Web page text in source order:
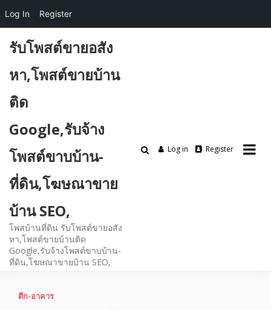
content
รับโพสต์ขายอสัง
หา,โพสต์ขายบ้าน
ติด
Google,รับจ้าง
โพสต์ขาบบ้าน-
ที่ดิน,โฆษณาขาย
บ้าน SEO,
โพสบ้านที่ดิน รับโพสต์ขายอสัง
หา,โพสต์ขายบ้านติด
Google,รับจ้างโพสต์ขาบบ้าน-
ที่ดิน,โฆษณาขายบ้าน SEO,
Log in Register
ตึก-อาคาร
Log In Register